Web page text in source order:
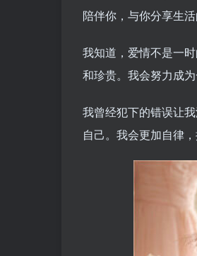
陪伴你，与你分享生活
我知道，爱情不是一
和珍贵。我会努力成
我曾经犯下的错误让
自己。我会更加自律